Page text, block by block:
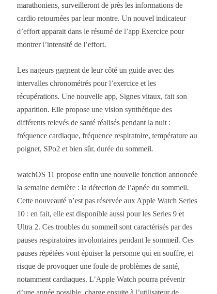
marathoniens, surveilleront de près les informations de
cardio retournées par leur montre. Un nouvel indicateur
d’effort apparait dans le résumé de l’app Exercice pour
montrer l’intensité de l’effort.
Les nageurs gagnent de leur côté un guide avec des
intervalles chronométrés pour l’exercice et les
récupérations. Une nouvelle app, Signes vitaux, fait son
apparition. Elle propose une vision synthétique des
différents relevés de santé réalisés pendant la nuit :
fréquence cardiaque, fréquence respiratoire, température au
poignet, SPo2 et bien sûr, durée du sommeil.
watchOS 11 propose enfin une nouvelle fonction annoncée
la semaine dernière : la détection de l’apnée du sommeil.
Cette nouveauté n’est pas réservée aux Apple Watch Series
10 : en fait, elle est disponible aussi pour les Series 9 et
Ultra 2. Ces troubles du sommeil sont caractérisés par des
pauses respiratoires involontaires pendant le sommeil. Ces
pauses répétées vont épuiser la personne qui en souffre, et
risque de provoquer une foule de problèmes de santé,
notamment cardiaques. L’Apple Watch pourra prévenir
d’une apnée possible, charge ensuite à l’utilisateur de